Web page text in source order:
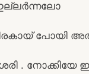
പോയി
. നോക്കിയേ